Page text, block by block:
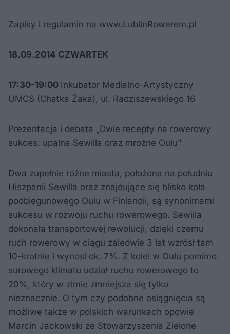
Zapisy i regulamin na www.LublinRowerem.pl
18.09.2014 CZWARTEK
17:30-19:00 Inkubator Medialno-Artystyczny
UMCS (Chatka Żaka), ul. Radziszewskiego 16
Prezentacja i debata „Dwie recepty na rowerowy
sukces: upalna Sewilla oraz mroźne Oulu”
Dwa zupełnie różne miasta, położona na południu
Hiszpanii Sewilla oraz znajdujące się blisko koła
podbiegunowego Oulu w Finlandii, są synonimami
sukcesu w rozwoju ruchu rowerowego. Sewilla
dokonała transportowej rewolucji, dzięki czemu
ruch rowerowy w ciągu zaledwie 3 lat wzrósł tam
10-krotnie i wynosi ok. 7%. Z kolei w Oulu pomimo
surowego klimatu udział ruchu rowerowego to
20%, który w zimie zmniejsza się tylko
nieznacznie. O tym czy podobne osiągnięcia są
możliwe także w polskich warunkach opowie
Marcin Jackowski ze Stowarzyszenia Zielone